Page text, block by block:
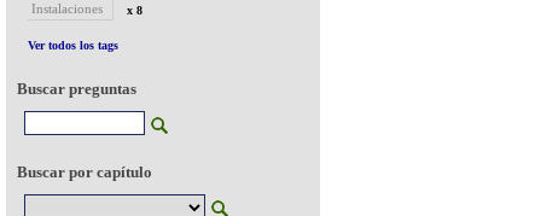
Instalaciones x 8
Ver todos los tags
Buscar preguntas
Buscar por capítulo